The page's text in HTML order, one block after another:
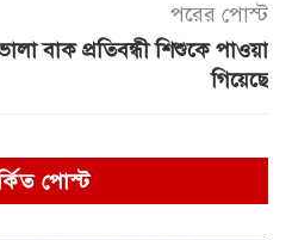
পরের পোস্ট
বাক প্রতিবন্ধী শিশুকে পাওয়া
গিয়েছে
পোস্ট